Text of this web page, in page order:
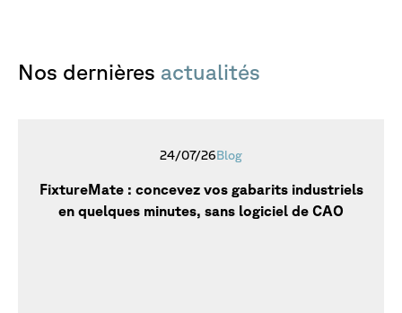
Nos dernières actualités
24/07/26Blog
FixtureMate : concevez vos gabarits industriels
en quelques minutes, sans logiciel de CAO